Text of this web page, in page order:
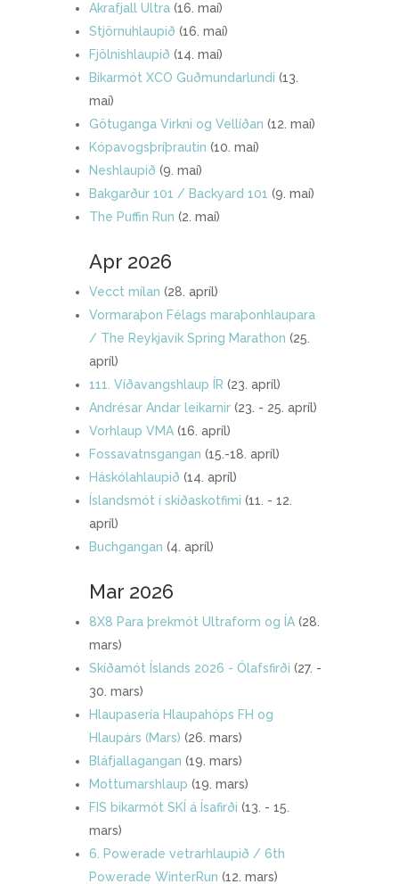
Akrafjall Ultra (16. maí)
Stjörnuhlaupið (16. maí)
Fjölnishlaupið (14. maí)
Bikarmót XCO Guðmundarlundi (13.
maí)
Götuganga Virkni og Vellíðan (12. maí)
Kópavogsþríþrautin (10. maí)
Neshlaupið (9. maí)
Bakgarður 101 / Backyard 101 (9. maí)
The Puffin Run (2. maí)
Apr 2026
Vecct mílan (28. apríl)
Vormaraþon Félags maraþonhlaupara
/ The Reykjavik Spring Marathon (25.
apríl)
111. Víðavangshlaup ÍR (23. apríl)
Andrésar Andar leikarnir (23. - 25. apríl)
Vorhlaup VMA (16. apríl)
Fossavatnsgangan (15.-18. apríl)
Háskólahlaupið (14. apríl)
Íslandsmót í skíðaskotfimi (11. - 12.
apríl)
Buchgangan (4. apríl)
Mar 2026
8X8 Para þrekmót Ultraform og ÍA (28.
mars)
Skíðamót Íslands 2026 - Ólafsfirði (27. -
30. mars)
Hlaupasería Hlaupahóps FH og
Hlaupárs (Mars) (26. mars)
Bláfjallagangan (19. mars)
Mottumarshlaup (19. mars)
FIS bikarmót SKÍ á Ísafirði (13. - 15.
mars)
6. Powerade vetrarhlaupið / 6th
Powerade WinterRun (12. mars)